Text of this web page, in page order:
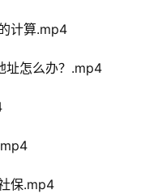
计算.mp4
址怎么办？.mp4
保.mp4